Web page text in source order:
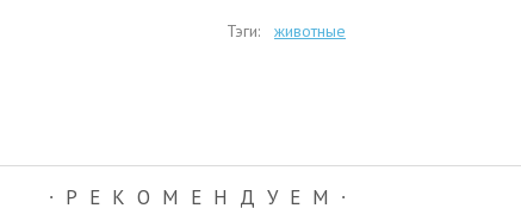
Тэги: животные
∙РЕКОМЕНДУЕМ∙